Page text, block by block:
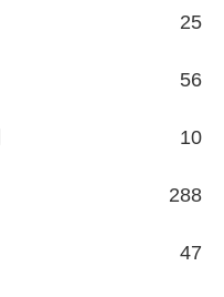
25
56
10
288
47